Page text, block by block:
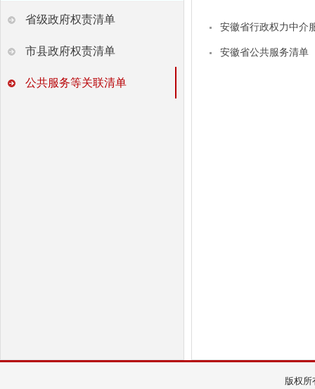
省级政府权责清单
市县政府权责清单
公共服务等关联清单
安徽省行政权力中介
安徽省公共服务清单
版权